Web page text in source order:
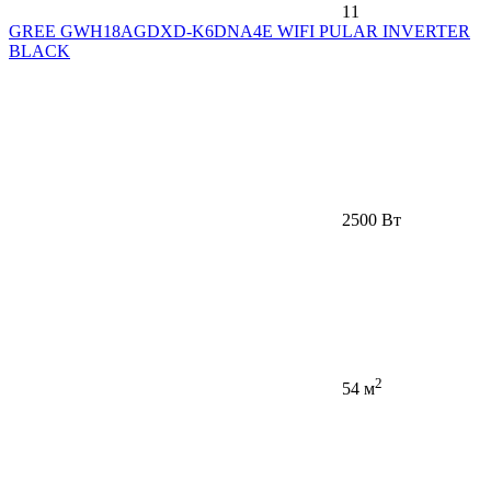
11
GREE GWH18AGDXD-K6DNA4E WIFI PULAR INVERTER
BLACK
2500 Вт
54 м2